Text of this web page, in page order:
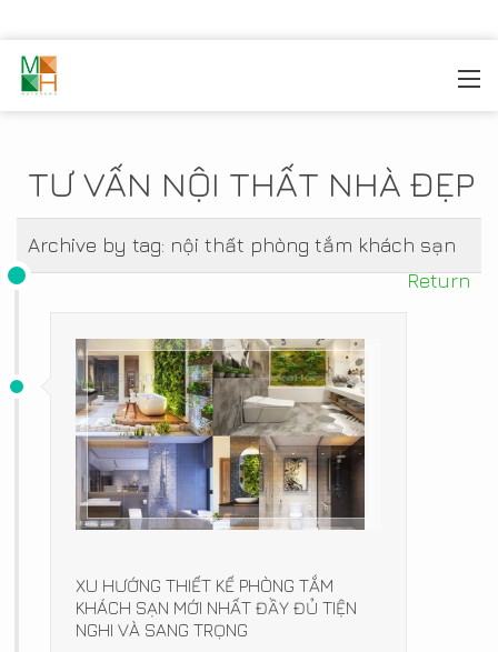
TƯ VẤN NỘI THẤT NHÀ ĐẸP
Archive by tag: nội thất phòng tắm khách sạn
Return
XU HƯỚNG THIẾT KẾ PHÒNG TẮM
KHÁCH SẠN MỚI NHẤT ĐẦY ĐỦ TIỆN
NGHI VÀ SANG TRỌNG